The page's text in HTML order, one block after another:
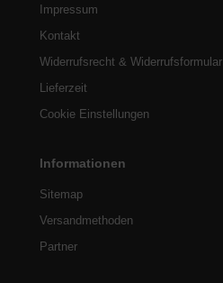
Impressum
Kontakt
Widerrufsrecht & Widerrufsformular
Lieferzeit
Cookie Einstellungen
Informationen
Sitemap
Versandmethoden
Partner